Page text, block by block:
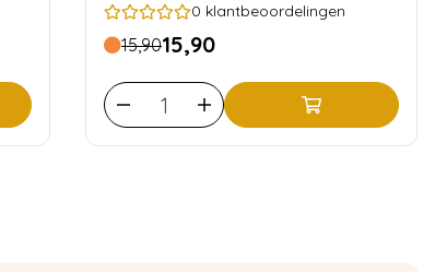
0 klantbeoordelingen
15,9015,90